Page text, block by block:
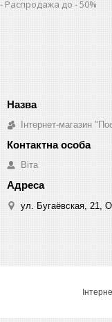
Распродажа до - 50%
Інтернет-магазин
Віта
ул. Бугаёвская, 21,